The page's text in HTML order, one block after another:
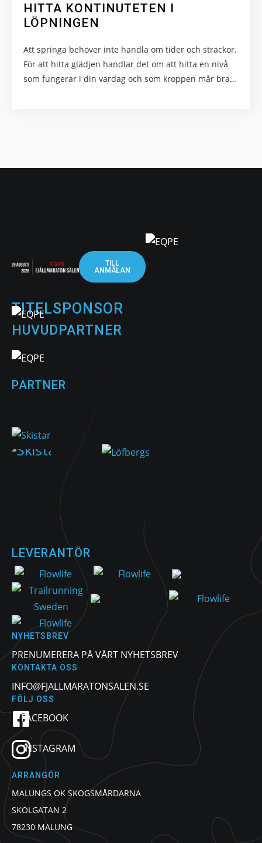
HITTA KONTINUTETEN I
LÖPNINGEN
Att springa behöver inte handla om tider och sträckor.
För att hitta glädjen handlar det om att hitta en nivå
som fungerar i din vardag och som kroppen mår bra…
TILL
ANMÄLAN
TITELSPONSOR
HUVUDPARTNER
PARTNER
LEVERANTÖR
NYHETSBREV
PRENUMERERA PÅ VÅRT NYHETSBREV
KONTAKTA OSS
INFO@FJALLMARATONSALEN.SE
FÖLJ OSS
FACEBOOK
INSTAGRAM
ARRANGÖR
MALUNGS OK SKOGSMÅRDARNA
SKOLGATAN 2
78230 MALUNG